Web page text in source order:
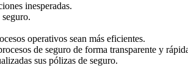
inesperadas.
operativos sean más eficientes.
de seguro de forma transparente y
sus pólizas de seguro.